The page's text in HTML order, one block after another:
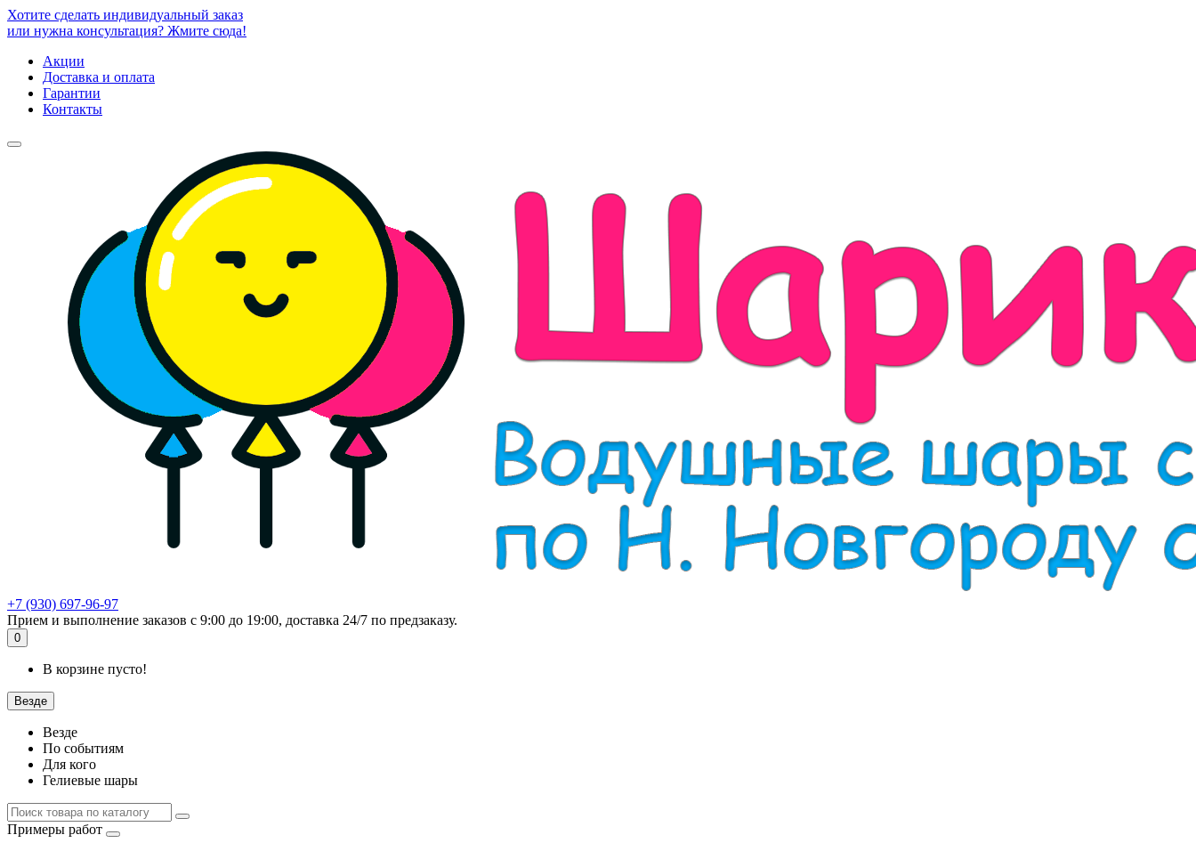
Хотите сделать индивидуальный заказ
или нужна консультация? Жмите сюда!
Акции
Доставка и оплата
Гарантии
Контакты
+7 (930) 697-96-97
Прием и выполнение заказов с 9:00 до 19:00, доставка 24/7 по предзаказу.
0
В корзине пусто!
Везде
Везде
По событиям
Для кого
Гелиевые шары
Примеры работ